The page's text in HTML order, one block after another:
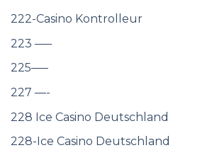
222-Casino Kontrolleur
223 —–
225—–
227 —-
228 Ice Casino Deutschland
228-Ice Casino Deutschland